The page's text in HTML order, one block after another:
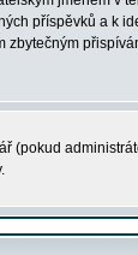
příspěvků a k
(pokud